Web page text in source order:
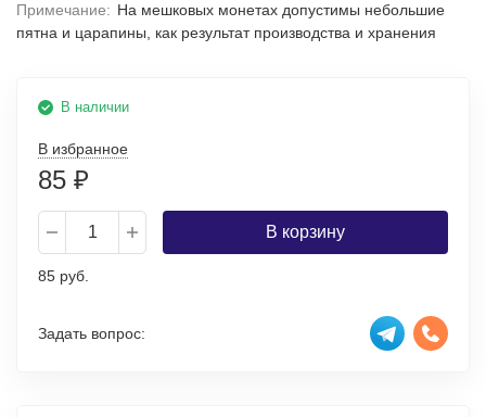
Примечание: На мешковых монетах допустимы небольшие
пятна и царапины, как результат производства и хранения
В наличии
В избранное
85 ₽
В корзину
85 руб.
Задать вопрос: